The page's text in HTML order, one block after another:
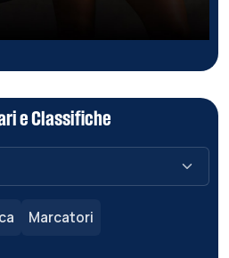
e Classifiche
Marcatori